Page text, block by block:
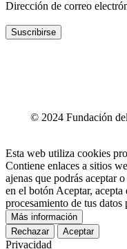
Dirección de correo
Suscribirse
© 2024 Fundación
Esta web utiliza cookies
Contiene enlaces a sitios
ajenas que podrás aceptar
en el botón Aceptar, acepta
procesamiento de tus datos
Más información
Rechazar
Aceptar
Privacidad